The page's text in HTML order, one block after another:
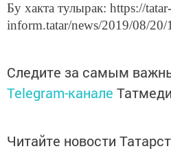
Бу хакта тулырак: https://tatar-
inform.tatar/news/2019/08/20/
Следите за самым
Telegram-канале
Читайте новости